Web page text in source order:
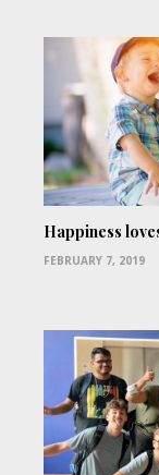
Happiness
FEBRUARY 7, 2019